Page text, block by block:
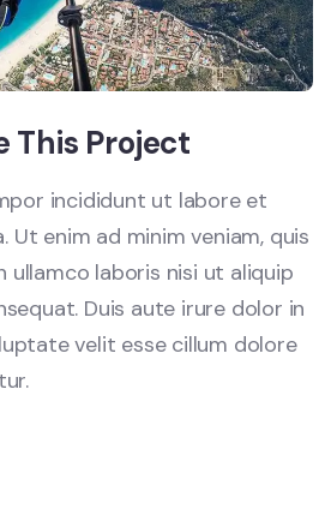
This Project
incididunt ut labore et
Ut enim ad minim veniam, quis
laboris nisi ut aliquip
Duis aute irure dolor in
velit esse cillum dolore